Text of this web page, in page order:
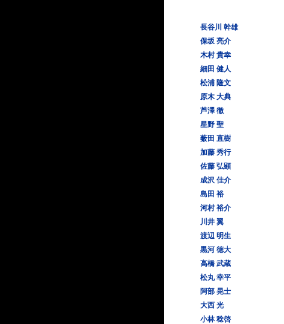
長谷川 幹雄
保坂 亮介
木村 貴幸
細田 健人
松浦 隆文
原木 大典
芦澤 徹
星野 聖
薮田 直樹
加藤 秀行
佐藤 弘顕
成沢 佳介
島田 裕
河村 裕介
川井 翼
渡辺 明生
黒河 徳大
高橋 武蔵
松丸 幸平
阿部 晃士
大西 光
小林 稔啓